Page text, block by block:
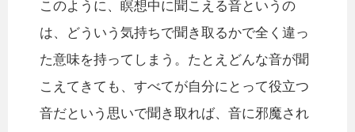
このように、瞑想中に聞こえる音というの
は、どういう気持ちで聞き取るかで全く違っ
た意味を持ってしまう。たとえどんな音が聞
こえてきても、すべてが自分にとって役立つ
音だという思いで聞き取れば、音に邪魔され